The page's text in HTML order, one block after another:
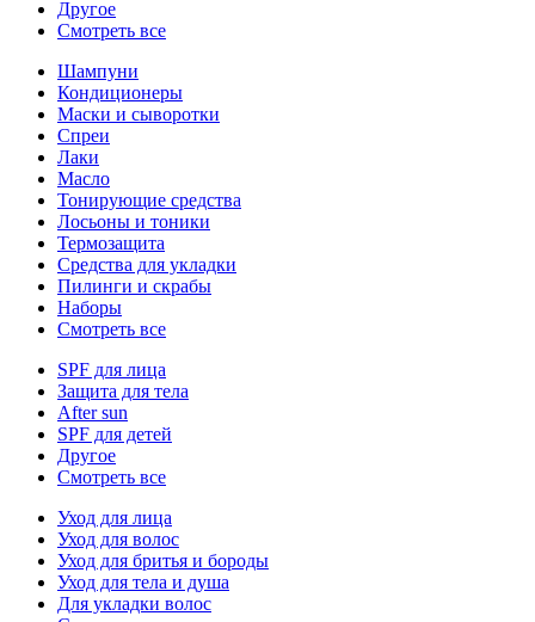
Другое
Смотреть все
Шампуни
Кондиционеры
Маски и сыворотки
Спреи
Лаки
Масло
Тонирующие средства
Лосьоны и тоники
Термозащита
Средства для укладки
Пилинги и скрабы
Наборы
Смотреть все
SPF для лица
Защита для тела
After sun
SPF для детей
Другое
Смотреть все
Уход для лица
Уход для волос
Уход для бритья и бороды
Уход для тела и душа
Для укладки волос